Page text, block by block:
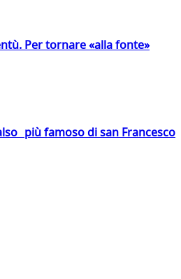
Per tornare «alla fonte»
più famoso di san Francesco